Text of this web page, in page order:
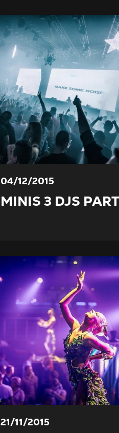
04/12/2015
MINIS 3 DJS
21/11/2015